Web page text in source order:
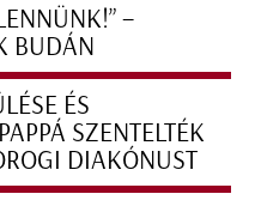
–
BUDÁN
ÉS
SZENTELTÉK
DIAKÓNUST